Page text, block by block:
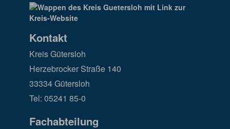
Kontakt
Kreis Gütersloh
Herzebrocker Straße 140
33334 Gütersloh
Tel: 05241 85-0
Fachabteilung